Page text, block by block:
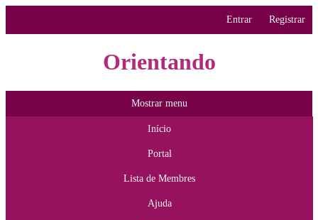
Entrar Registrar
Orientando
Mostrar menu
Início
Portal
Lista de Membres
Ajuda